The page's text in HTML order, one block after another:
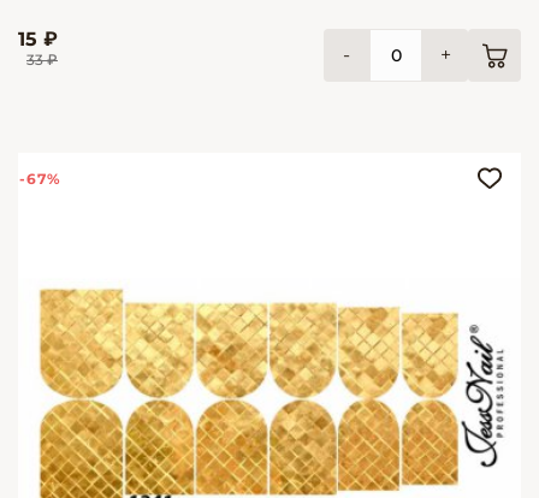
15 ₽
33 ₽ - +
-67%